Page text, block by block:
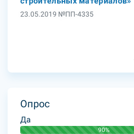
23.05.2019 №ПП-4335
Опрос
Да
90%